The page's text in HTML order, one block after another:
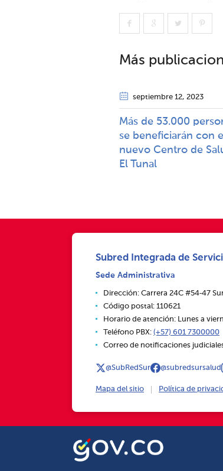
Más
septiembre 12, 2023
Más de 53.000
se beneficiarán con
nuevo Centro de
El Tunal
Subred Integrada de
Sede Administrativa
Dirección: Carrera 24C #54‑47
Código postal: 110621
Horario de atención: Lunes a
Teléfono PBX: (+57) 601 7300000
Correo de notificaciones
@SubRedSur @subredsursalud
Mapa del sitio Política de